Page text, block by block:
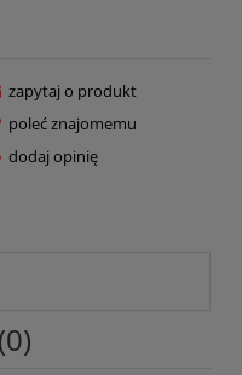
zapytaj o produkt
poleć znajomemu
dodaj opinię